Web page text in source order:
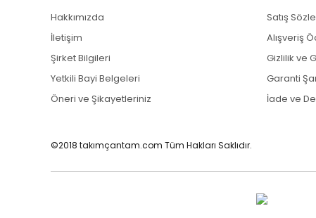
Hakkımızda
İletişim
Şirket Bilgileri
Yetkili Bayi Belgeleri
Öneri ve Şikayetleriniz
Satış
Alışveriş
Gizlilik ve
Garanti
İade ve
©2018 takımçantam.com Tüm Hakları Saklıdır.